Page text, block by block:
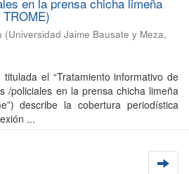
(Universidad Jaime Bausate y Meza,
el “Tratamiento informativo de
/policiales en la prensa chicha limeña
describe la cobertura periodística
...